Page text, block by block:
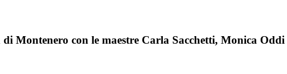
Montenero con le maestre Carla Sacchetti, Monica